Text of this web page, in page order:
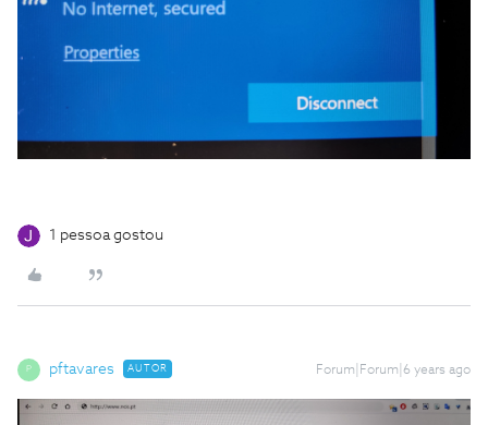
1 pessoa gostou
P pftavares AUTOR Forum|Forum|6 years ago